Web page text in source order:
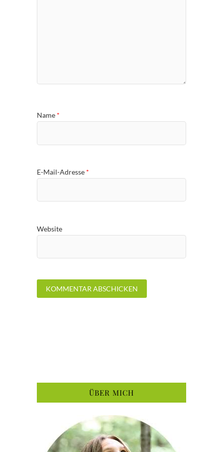
Name *
E-Mail-Adresse *
Website
ÜBER MICH